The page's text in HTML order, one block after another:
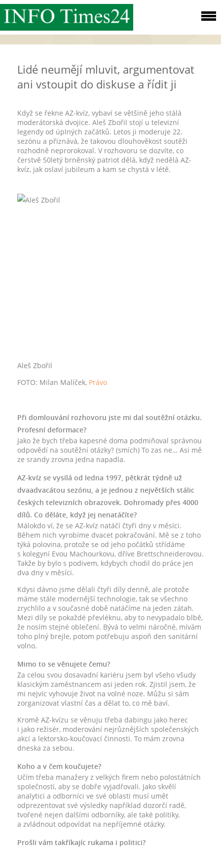
Lidé neumějí mluvit, argumentovat
ani vstoupit do diskuse a řídit ji
Když se řekne AZ-kvíz, vybaví se většině jeho stálá
moderátorská dvojice. Aleš Zbořil stojí u televizní
legendy od úplných začátků. Letos ji moderuje 22.
sezónu a přiznává, že takovou dlouhověkost soutěži
rozhodně neprorokoval. V rozhovoru se dozvíte, co
čerstvě 50letý brněnský patriot dělá, když nedělá AZ-
kvíz, jak oslaví jubileum a kam se chystá v létě.
Aleš Zbořil
FOTO: Milan Malíček, Právo
Při domlouvání rozhovoru jste mi dal soutěžní otázku.
Profesní deformace?
Jako že bych třeba kapesné doma podmiňoval správnou
odpovědí na soutěžní otázky? (smích) To zas ne… Asi mě
ze srandy zrovna jedna napadla.
AZ-kvíz se vysílá od ledna 1997, pětkrát týdně už
dvaadvacátou sezónu, a je jednou z největších stálic
českých televizních obrazovek. Dohromady přes 4000
dílů. Co děláte, když jej nenatáčíte?
Málokdo ví, že se AZ-kvíz natáčí čtyři dny v měsíci.
Během nich vyrobíme dvacet pokračování. Mě se z toho
týká polovina, protože se od jeho počátků střídáme
s kolegyní Evou Machourkovu, dříve Brettschneiderovou.
Takže by bylo s podivem, kdybych chodil do práce jen
dva dny v měsíci.
Kdysi dávno jsme dělali čtyři díly denně, ale protože
máme stále modernější technologie, tak se všechno
zrychlilo a v současné době natáčíme na jeden zátah.
Mezi díly se pokaždé převléknu, aby to nevypadalo blbě,
že nosím stejné oblečení. Bývá to velmi náročné, mívám
toho plný brejle, potom potřebuju aspoň den sanitární
volno.
Mimo to se věnujete čemu?
Za celou svou dosavadní kariéru jsem byl všeho všudy
klasickým zaměstnancem asi jeden rok. Zjistil jsem, že
mi nejvíc vyhovuje život na volné noze. Můžu si sám
zorganizovat vlastní čas a dělat to, co mě baví.
Kromě AZ-kvízu se věnuju třeba dabingu jako herec
i jako režisér, moderování nejrůznějších společenských
akcí a lektorsko-koučovací činnosti. To mám zrovna
dneska za sebou.
Koho a v čem koučujete?
Učím třeba manažery z velkých firem nebo polostátních
společností, aby se dobře vyjadřovali. Jako skvělí
analytici a odborníci ve své oblasti musí umět
odprezentovat své výsledky například dozorčí radě,
tvořené nejen dalšími odborníky, ale také politiky,
a zvládnout odpovídat na nepříjemné otázky.
Prošli vám takříkajíc rukama i politici?